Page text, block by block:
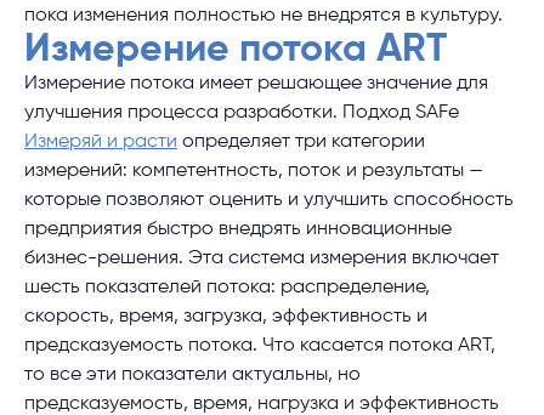
пока изменения полностью не внедрятся в культуру.
Измерение потока ART
Измерение потока имеет решающее значение для
улучшения процесса разработки. Подход SAFe
Измеряй и расти определяет три категории
измерений: компетентность, поток и результаты —
которые позволяют оценить и улучшить способность
предприятия быстро внедрять инновационные
бизнес-решения. Эта система измерения включает
шесть показателей потока: распределение,
скорость, время, загрузка, эффективность и
предсказуемость потока. Что касается потока ART,
то все эти показатели актуальны, но
предсказуемость, время, нагрузка и эффективность